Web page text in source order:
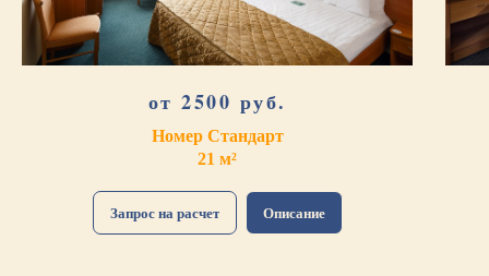
от 2500 руб.
Номер Стандарт
21 м²
Запрос на расчет Описание